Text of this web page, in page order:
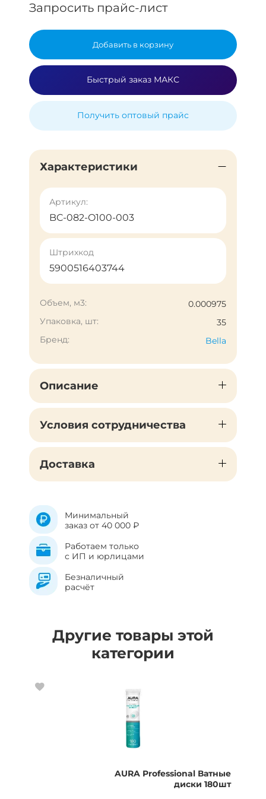
Запросить прайс-лист
Добавить в корзину
Быстрый заказ МАКС
Получить оптовый прайс
Характеристики
Артикул:
BC-082-O100-003
Штрихкод
5900516403744
Объем, м3:
0.000975
Упаковка, шт:
35
Бренд:
Bella
Описание
Условия сотрудничества
Доставка
Минимальный
заказ от 40 000 ₽
Работаем только
с ИП и юрлицами
Безналичный
расчёт
Другие товары этой
категории
AURA Professional Ватные
диски 180шт